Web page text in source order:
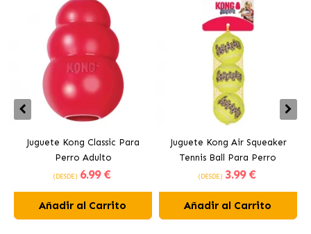
Juguete Kong Classic Para
Perro Adulto
(DESDE) 6.99 €
Añadir al Carrito
Juguete Kong Air Squeaker
Tennis Ball Para Perro
(DESDE) 3.99 €
Añadir al Carrito